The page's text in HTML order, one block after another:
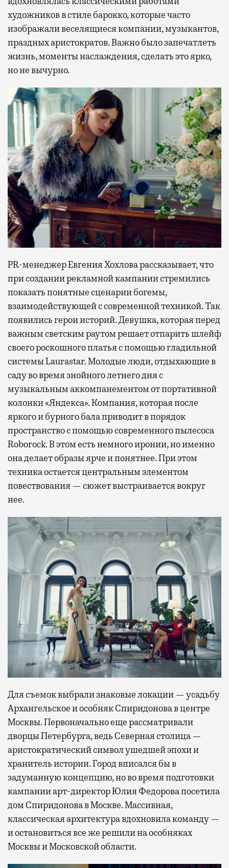
художников в стиле барокко, которые часто
изображали веселящиеся компании, музыкантов,
праздных аристократов. Важно было запечатлеть
жизнь, моменты наслаждения, сделать это ярко,
но не вычурно.
PR-менеджер Евгения Хохлова рассказывает, что
при создании рекламной кампании стремились
показать понятные сценарии богемы,
взаимодействующей с современной техникой. Так
появились герои историй. Девушка, которая перед
важным светским раутом решает отпарить шлейф
своего роскошного платья с помощью гладильной
системы Laurastar. Молодые люди, отдыхающие в
саду во время знойного летнего дня с
музыкальным аккомпанементом от портативной
колонки «Яндекса». Компания, которая после
яркого и бурного бала приводит в порядок
пространство с помощью современного пылесоса
Roborock. В этом есть немного иронии, но именно
она делает образы ярче и понятнее. При этом
техника остается центральным элементом
повествования — сюжет выстраивается вокруг
нее.
Для съемок выбрали знаковые локации — усадьбу
Архангельское и особняк Спиридонова в центре
Москвы. Первоначально еще рассматривали
дворцы Петербурга, ведь Северная столица —
аристократический символ ушедшей эпохи и
хранитель истории. Город вписался бы в
задуманную концепцию, но во время подготовки
кампании арт-директор Юлия Федорова посетила
дом Спиридонова в Москве. Массивная,
классическая архитектура вдохновила команду —
и остановиться все же решили на особняках
Москвы и Московской области.